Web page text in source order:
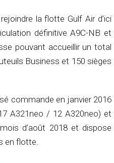
la flotte Gulf Air d’ici
définitive A9C-NB et
pouvant accueillir un total
Business et 150 sièges
commande en janvier 2016
A321neo / 12 A320neo) et
d’août 2018 et dispose
en flotte.